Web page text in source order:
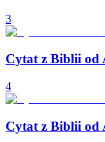
3
Cytat z Biblii od
4
Cytat z Biblii od